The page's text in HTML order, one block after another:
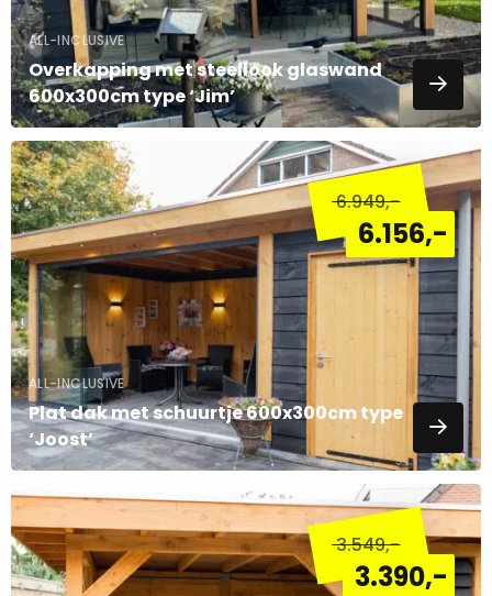
ALL-INCLUSIVE
Overkapping met steellook glaswand
600x300cm type ‘Jim’
6.949,-
6.156,-
ALL-INCLUSIVE
Plat dak met schuurtje 600x300cm type
‘Joost’
Lees
meer
over
3.549,-
3.390,-
Lees
meer
over